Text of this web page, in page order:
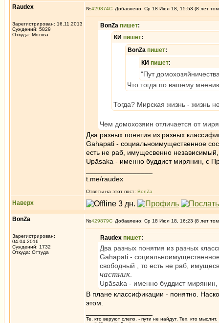
Raudex
Зарегистрирован: 16.11.2013
Суждений: 5829
Откуда: Москва
№429874 Добавлено: Ср 18 Июл 18, 15:53 (8 лет
BonZa пишет:
КИ пишет:
BonZa пишет:
КИ пишет:
"Пут
Что тогда по вашему
Тогда? Мирская жизнь - жизнь
Чем домохозяин отличается от
Два разных понятия из разных
Gahapati - социальноимущественное
есть не раб, имущесвенно
Upāsaka - именно буддист мирянин, с
t.me/raudex
Ответы на этот пост: BonZa
Наверх
BonZa
Зарегистрирован:
04.04.2016
Суждений: 1732
Откуда: Oттyдa
№429879 Добавлено: Ср 18 Июл 18, 16:23 (8 лет
Raudex пишет:
Два разных понятия из разных
Gahapati -
свободный , то есть не раб,
частник
Upāsaka - именно буддист
В плане классификации - понятно.
этом.
Те, кто веруют слепо, - пути не найдут. Тех, кто